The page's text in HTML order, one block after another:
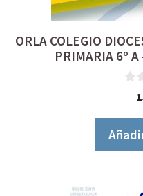
ORLA COLEGIO
PRIMARIA 6º